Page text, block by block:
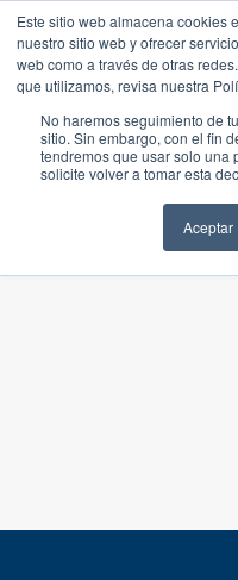
Este sitio web almacena cookies
nuestro sitio web y ofrecer
web como a través de otras
que utilizamos, revisa nuestra
No haremos seguimiento de
sitio. Sin embargo, con el fin
tendremos que usar solo una
solicite volver a tomar esta
Aceptar